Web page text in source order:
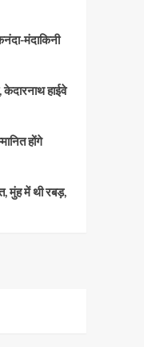
मंदाकिनी
हाईवे
होंगे
मुंह में थी रबड़,